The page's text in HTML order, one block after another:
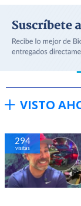
VISTO
294
visitas